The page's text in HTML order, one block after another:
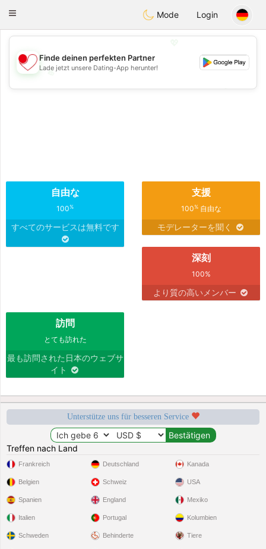
Chat
Toggle
Mode Login
💖
💕
Finde deinen perfekten Partner
Lade jetzt unsere Dating-App herunter!
自由な
100%
すべてのサービスは無料です
支援
100%自由な
モデレーターを聞く
深刻
100%
より質の高いメンバー
訪問
とても訪れた
最も訪問された日本のウェブサ
イト
Unterstütze uns für besseren Service
Treffen nach Land
Frankreich
Belgien
Spanien
Italien
Schweden
Deutschland
Schweiz
England
Portugal
Behinderte
Kanada
USA
Mexiko
Kolumbien
Tiere